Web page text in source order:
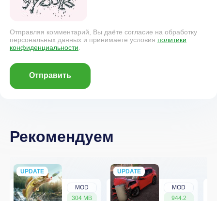
Отправляя комментарий, Вы даёте согласие на обработку
персональных данных и принимаете условия политики
конфиденциальности.
Отправить
Рекомендуем
MOD
304 MB
UPDATE
NEW
MOD
944.2
UPDATE
NEW